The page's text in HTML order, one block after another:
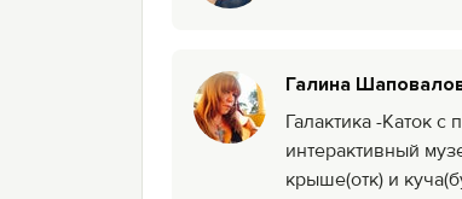
Галина
Галактика -Каток
интерактивный
крыше(отк) и